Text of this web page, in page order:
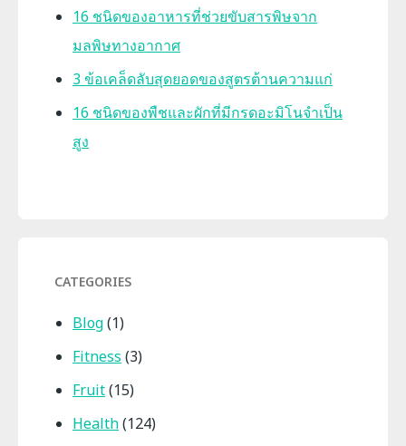
16 ชนิดของอาหารที่ช่วยขับสารพิษจาก
มลพิษทางอากาศ
3 ข้อเคล็ดลับสุดยอดของสูตรต้านความแก่
16 ชนิดของพืชและผักที่มีกรดอะมิโนจำเป็น
สูง
CATEGORIES
Blog(1)
Fitness (3)
Fruit(15)
Health(124)